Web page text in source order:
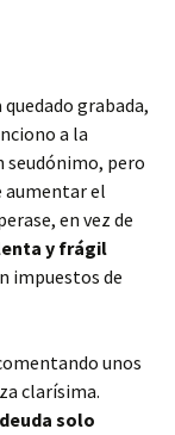
grabada,
a la
seudónimo, pero
aumentar el
en vez de
y frágil
impuestos de
unos
clarísima.
solo